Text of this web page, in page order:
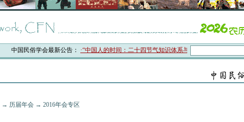
中国民俗学会最新公告：·“中国人的时间：二十四节气知识体系与数字叙事”研讨会在京召开
→ 历届年会→ 2016年会专区